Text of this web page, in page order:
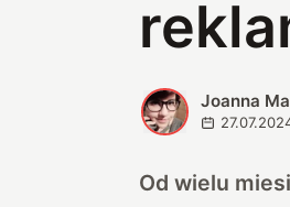
J Joanna
Od wielu